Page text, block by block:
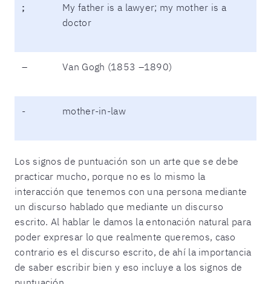
;
My father is a lawyer; my mother is a
doctor
– Van Gogh (1853 –1890)
- mother-in-law
Los signos de puntuación son un arte que se debe
practicar mucho, porque no es lo mismo la
interacción que tenemos con una persona mediante
un discurso hablado que mediante un discurso
escrito. Al hablar le damos la entonación natural para
poder expresar lo que realmente queremos, caso
contrario es el discurso escrito, de ahí la importancia
de saber escribir bien y eso incluye a los signos de